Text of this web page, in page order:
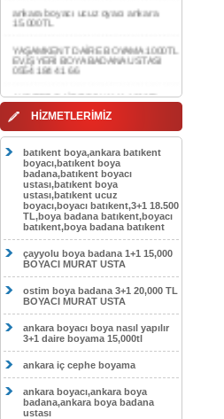
YAŞAMKENT DAİRE BOYAMA 1000TL
EV,İŞYERİ BOYA BADANA USTASI
AKDERE DAİRE BOYAMA 1000TL
EV,İŞYERİ BOYA BADANA USTASI
CEBECİ DAİRE BOYAMA 1000TL
0554 184 41 66
HASKÖY DAİRE BOYAMA 1000TL
EV,İŞYERİ BOYA BADANA USTASI
0554 184 41 66
GÖLBAŞI DAİRE BOYAMA 1000TL
EV,İŞYERİ BOYA BADANA USTASI
0554 184 41 66
SOKULLU DAİRE BOYAMA 1000TL
EV,İŞYERİ BOYA BADANA USTASI
0554 184 41 66
HİZMETLERİMİZ
batıkent boya,ankara batıkent
boyacı,batıkent boya
badana,batıkent boyacı
ustası,batıkent boya
ustası,batıkent ucuz
boyacı,boyacı batıkent,3+1 18.500
TL,boya badana batıkent,boyacı
batıkent,boya badana batıkent
çayyolu boya badana 1+1 15,000
BOYACI MURAT USTA
ostim boya badana 3+1 20,000 TL
BOYACI MURAT USTA
ankara boyacı boya nasıl yapılır
3+1 daire boyama 15,000tl
ankara iç cephe boyama
ankara boyacı,ankara boya
badana,ankara boya badana
ustası